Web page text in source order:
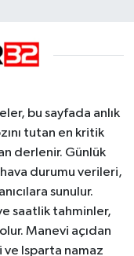
bu sayfada anlık
tutan en kritik
derlenir. Günlük
durumu verileri,
sunulur.
saatlik tahminler,
Manevi açıdan
Isparta namaz